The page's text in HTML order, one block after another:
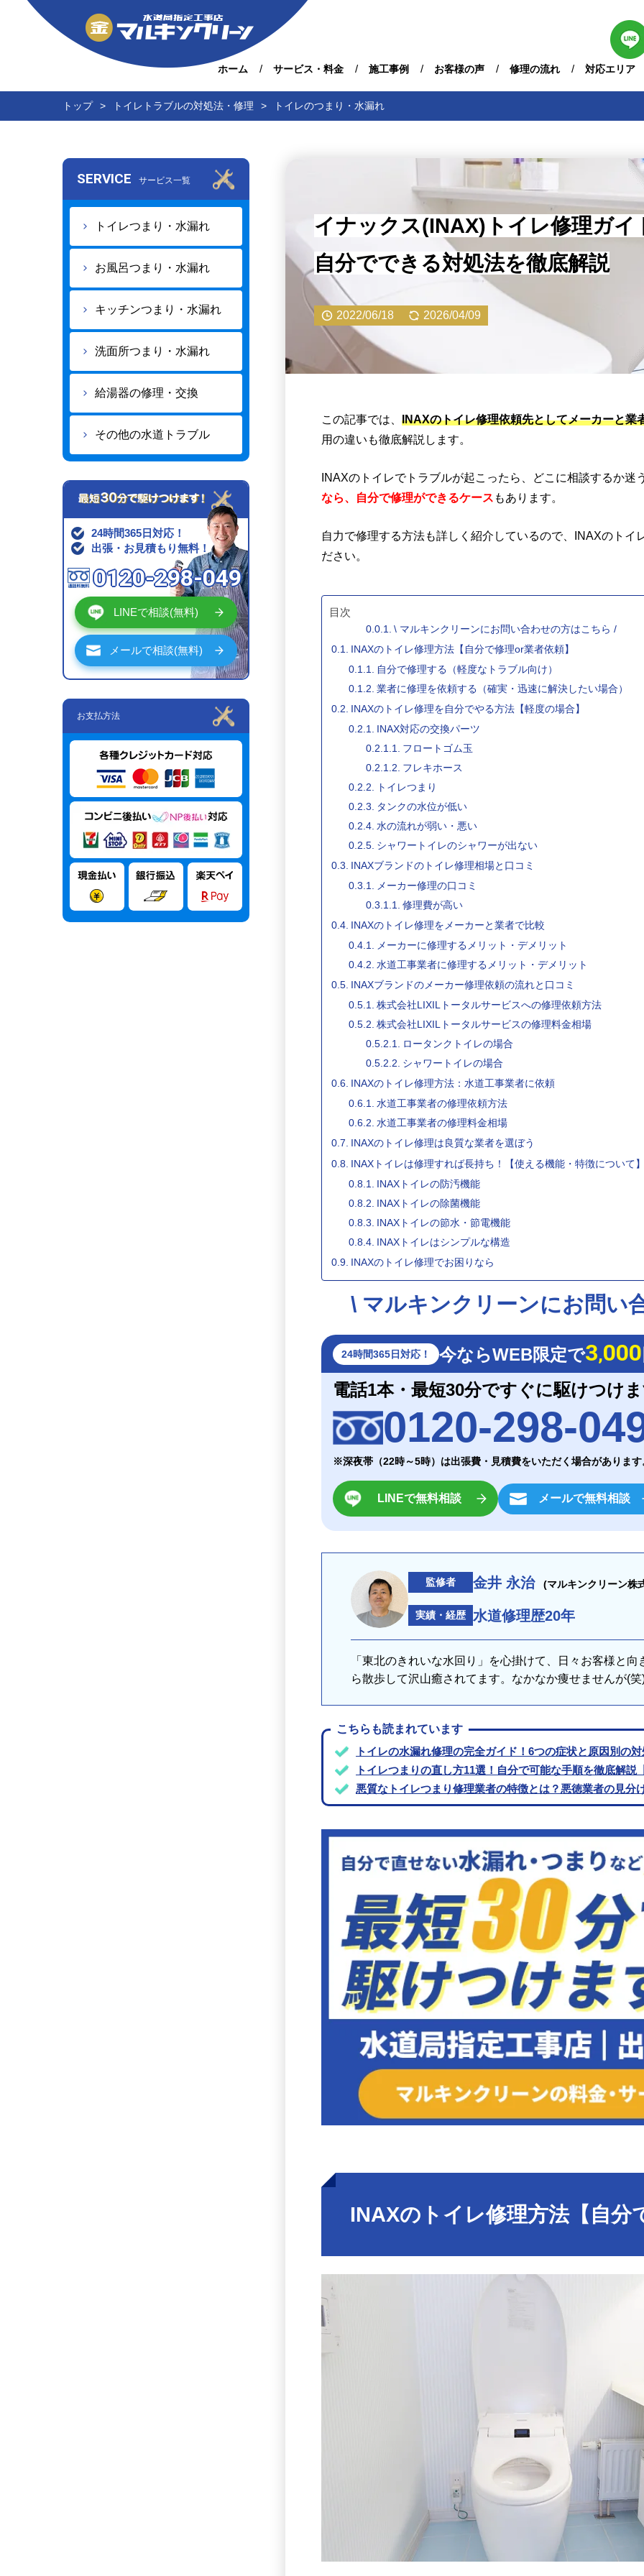
ホーム サービス・料金 施工事例 お客様の声 修理の流れ 対応エリア
トップ トイレトラブルの対処法・修理 トイレのつまり・水漏れ
SERVICE サービス一覧
トイレつまり・水漏れ
お風呂つまり・水漏れ
キッチンつまり・水漏れ
洗面所つまり・水漏れ
給湯器の修理・交換
その他の水道トラブル
24時間365日対応！
出張・お見積もり無料！
0120-298-049
LINEで相談(無料)
メールで相談(無料)
お支払方法
イナックス(INAX)トイレ修理ガイ
自分でできる対処法を徹底解説
2022/06/18 2026/04/09
この記事では、 INAXのトイレ修理依頼先としてメーカーと業
用の違いも徹底解説します。
INAXのトイレでトラブルが起こったら、どこに相談するか迷
なら、自分で修理ができるケース もあります。
自力で修理する方法も詳しく紹介しているので、INAXのトイ
ださい。
目次
\ マルキンクリーンにお問い合わせの方はこちら /
INAXのトイレ修理方法【自分で修理or業者依頼】
自分で修理する（軽度なトラブル向け）
業者に修理を依頼する（確実・迅速に解決したい場合）
INAXのトイレ修理を自分でやる方法【軽度の場合】
INAX対応の交換パーツ
フロートゴム玉
フレキホース
トイレつまり
タンクの水位が低い
水の流れが弱い・悪い
シャワートイレのシャワーが出ない
INAXブランドのトイレ修理相場と口コミ
メーカー修理の口コミ
修理費が高い
INAXのトイレ修理をメーカーと業者で比較
メーカーに修理するメリット・デメリット
水道工事業者に修理するメリット・デメリット
INAXブランドのメーカー修理依頼の流れと口コミ
株式会社LIXILトータルサービスへの修理依頼方法
株式会社LIXILトータルサービスの修理料金相場
ロータンクトイレの場合
シャワートイレの場合
INAXのトイレ修理方法：水道工事業者に依頼
水道工事業者の修理依頼方法
水道工事業者の修理料金相場
INAXのトイレ修理は良質な業者を選ぼう
INAXトイレは修理すれば長持ち！【使える機能・特徴について
INAXトイレの防汚機能
INAXトイレの除菌機能
INAXトイレの節水・節電機能
INAXトイレはシンプルな構造
INAXのトイレ修理でお困りなら
\ マルキンクリーンにお問い
24時間365日対応！ 今ならWEB限定で3,000
電話1本・最短30分ですぐに駆けつけ
0120-298-
※深夜帯（22時～5時）は出張費・見積費をいただく場合があります
LINEで無料相談 メールで無料相談
監修者 金井 永治 (マルキンクリーン株
実績・経歴 水道修理歴20年
「東北のきれいな水回り」を心掛けて、日々お客様と
ら散歩して沢山癒されてます。なかなか痩せませんが(笑
こちらも読まれています
トイレの水漏れ修理の完全ガイド！6つの症状と原因別の
トイレつまりの直し方11選！自分で可能な手順を徹底解説
悪質なトイレつまり修理業者の特徴とは？悪徳業者の見分
INAXのトイレ修理方法【自分